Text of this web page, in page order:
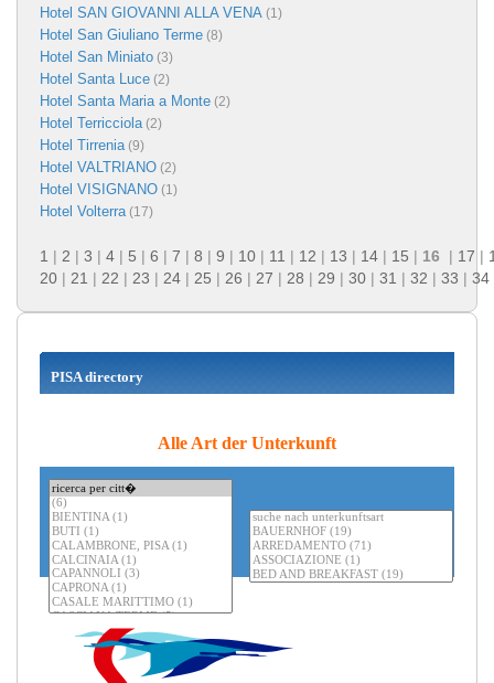
Hotel SAN GIOVANNI ALLA VENA (1)
Hotel San Giuliano Terme (8)
Hotel San Miniato (3)
Hotel Santa Luce (2)
Hotel Santa Maria a Monte (2)
Hotel Terricciola(2)
Hotel Tirrenia(9)
Hotel VALTRIANO (2)
Hotel VISIGNANO (1)
Hotel Volterra(17)
1 | 2 | 3 | 4 | 5 | 6 | 7 | 8 | 9 | 10 | 11 | 12 | 13 | 14 | 15 | 16 | 17 |
20 | 21 | 22 | 23 | 24 | 25 | 26 | 27 | 28 | 29 | 30 | 31 | 32 | 33 | 34
PISA directory
Alle Art der Unterkunft